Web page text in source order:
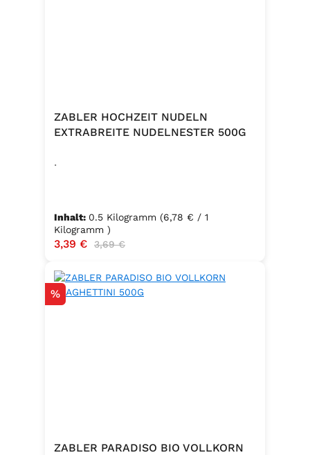
ZABLER HOCHZEIT NUDELN
EXTRABREITE NUDELNESTER 500G
.
Inhalt: 0.5 Kilogramm (6,78 € / 1
Kilogramm )
Verkaufspreis:
3,39 € Regulärer Preis:
3,69 €
Rabatt
%
ZABLER PARADISO BIO VOLLKORN